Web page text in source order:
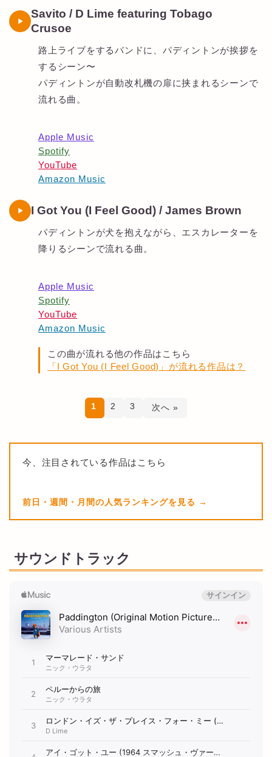
Savito / D Lime featuring Tobago
Crusoe
路上ライブをするバンドに、パディントンが挨拶を
するシーン〜
パディントンが自動改札機の扉に挟まれるシーンで
流れる曲。
Apple Music
Spotify
YouTube
Amazon Music
I Got You (I Feel Good) / James Brown
パディントンが犬を抱えながら、エスカレーターを
降りるシーンで流れる曲。
Apple Music
Spotify
YouTube
Amazon Music
この曲が流れる他の作品はこちら
「I Got You (I Feel Good)」が流れる作品は？
1 2 3 次へ »
今、注目されている作品はこちら
前日・週間・月間の人気ランキングを見る
サウンドトラック